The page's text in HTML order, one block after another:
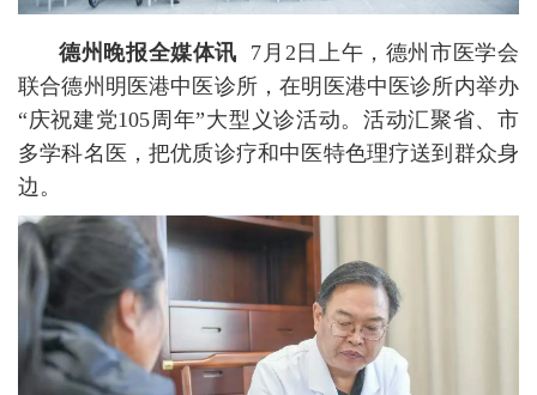
德州晚报全媒体讯 7月2日上午，德州市医学会
联合德州明医港中医诊所，在明医港中医诊所内举办
“庆祝建党105周年”大型义诊活动。活动汇聚省、市
多学科名医，把优质诊疗和中医特色理疗送到群众身
边。